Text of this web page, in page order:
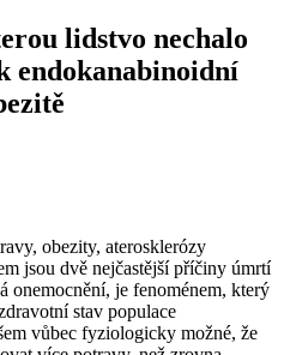
lidstvo nechalo
endokanabinoidní
obezity, aterosklerózy
jsou dvě nejčastější příčiny úmrtí
onemocnění, je fenoménem, který
stav populace
vůbec fyziologicky možné, že